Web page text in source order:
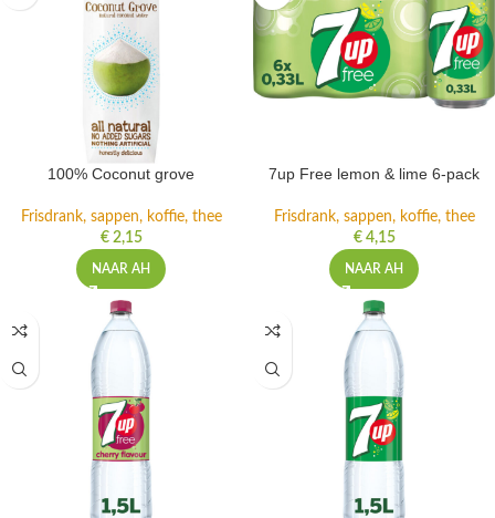
100% Coconut grove
Frisdrank, sappen, koffie, thee
€2,15
NAAR AH
7up Free lemon & lime 6-pack
Frisdrank, sappen, koffie, thee
€4,15
NAAR AH